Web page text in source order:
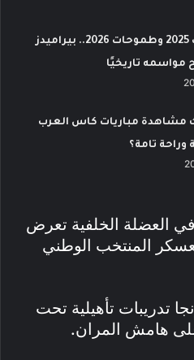
بين إنجازات 2025 وطموحات 2026.. بيراميدز
تاريخيًا
مشاهدة مباريات كاس العرب
وراحة تامة؟
العضلة الخلفية تعرض
المنتخب الوطني
تدريبات تأهيلية تحت
هامش المران.